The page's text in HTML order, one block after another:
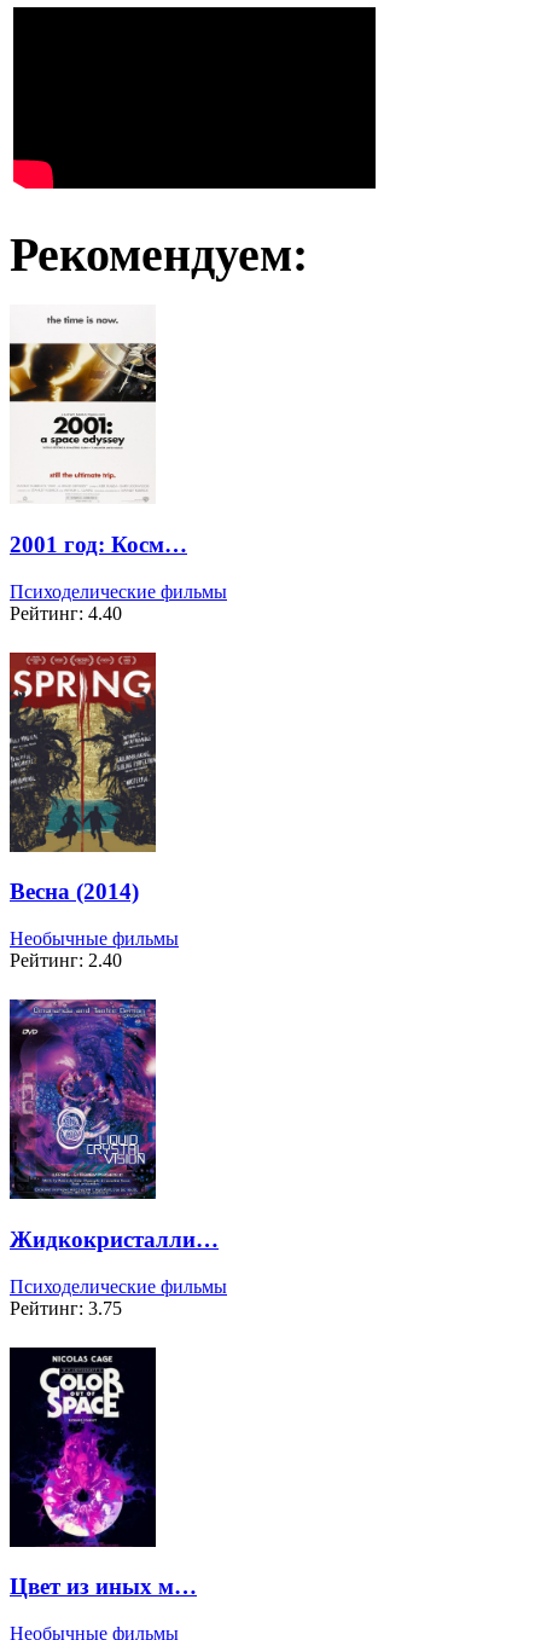
Рекомендуем:
2001 год: Косм…
Психоделические фильмы
Рейтинг: 4.40
Весна (2014)
Необычные фильмы
Рейтинг: 2.40
Жидкокристалли…
Психоделические фильмы
Рейтинг: 3.75
Цвет из иных м…
Необычные фильмы